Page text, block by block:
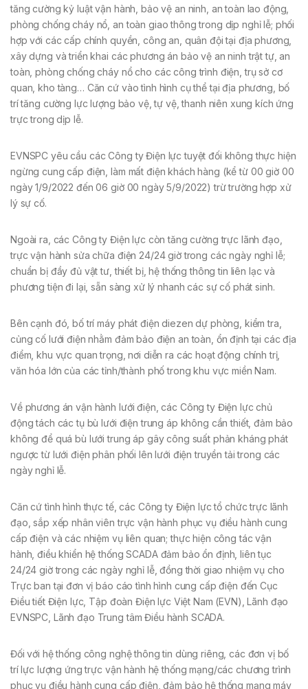
tăng cường kỷ luật vận hành, bảo vệ an ninh, an toàn lao động,
phòng chống cháy nổ, an toàn giao thông trong dịp nghỉ lễ; phối
hợp với các cấp chính quyền, công an, quân đội tại địa phương,
xây dựng và triển khai các phương án bảo vệ an ninh trật tự, an
toàn, phòng chống cháy nổ cho các công trình điện, trụ sở cơ
quan, kho tàng… Căn cứ vào tình hình cụ thể tại địa phương, bố
trí tăng cường lực lượng bảo vệ, tự vệ, thanh niên xung kích ứng
trực trong dịp lễ.
EVNSPC yêu cầu các Công ty Điện lực tuyệt đối không thực hiện
ngừng cung cấp điện, làm mất điện khách hàng (kể từ 00 giờ 00
ngày 1/9/2022 đến 06 giờ 00 ngày 5/9/2022) trừ trường hợp xử
lý sự cố.
Ngoài ra, các Công ty Điện lực còn tăng cường trực lãnh đạo,
trực vận hành sửa chữa điện 24/24 giờ trong các ngày nghỉ lễ;
chuẩn bị đầy đủ vật tư, thiết bị, hệ thống thông tin liên lạc và
phương tiện đi lại, sẵn sàng xử lý nhanh các sự cố phát sinh.
Bên cạnh đó, bố trí máy phát điện diezen dự phòng, kiểm tra,
củng cố lưới điện nhằm đảm bảo điện an toàn, ổn định tại các địa
điểm, khu vực quan trọng, nơi diễn ra các hoạt động chính trị,
văn hóa lớn của các tỉnh/thành phố trong khu vực miền Nam.
Về phương án vận hành lưới điện, các Công ty Điện lực chủ
động tách các tụ bù lưới điện trung áp không cần thiết, đảm bảo
không để quá bù lưới trung áp gây công suất phản kháng phát
ngược từ lưới điện phân phối lên lưới điện truyền tải trong các
ngày nghỉ lễ.
Căn cứ tình hình thực tế, các Công ty Điện lực tổ chức trực lãnh
đạo, sắp xếp nhân viên trực vận hành phục vụ điều hành cung
cấp điện và các nhiệm vụ liên quan; thực hiện công tác vận
hành, điều khiển hệ thống SCADA đảm bảo ổn định, liên tục
24/24 giờ trong các ngày nghỉ lễ, đồng thời giao nhiệm vụ cho
Trực ban tại đơn vị báo cáo tình hình cung cấp điện đến Cục
Điều tiết Điện lực, Tập đoàn Điện lực Việt Nam (EVN), Lãnh đạo
EVNSPC, Lãnh đạo Trung tâm Điều hành SCADA.
Đối với hệ thống công nghệ thông tin dùng riêng, các đơn vị bố
trí lực lượng ứng trực vận hành hệ thống mạng/các chương trình
phục vụ điều hành cung cấp điện, đảm bảo hệ thống mạng máy